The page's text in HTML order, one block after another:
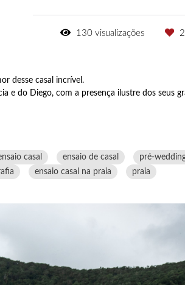
130 visualizações
desse casal incrível.
e do Diego, com a presença ilustre dos seus
casal ensaio de casal pré-
ensaio casal na praia praia